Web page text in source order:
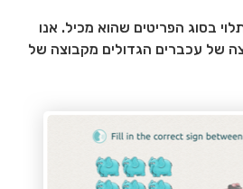
בסוג הפריטים שהוא מכיל. אנו
של עכברים הגדולים מקבוצה של